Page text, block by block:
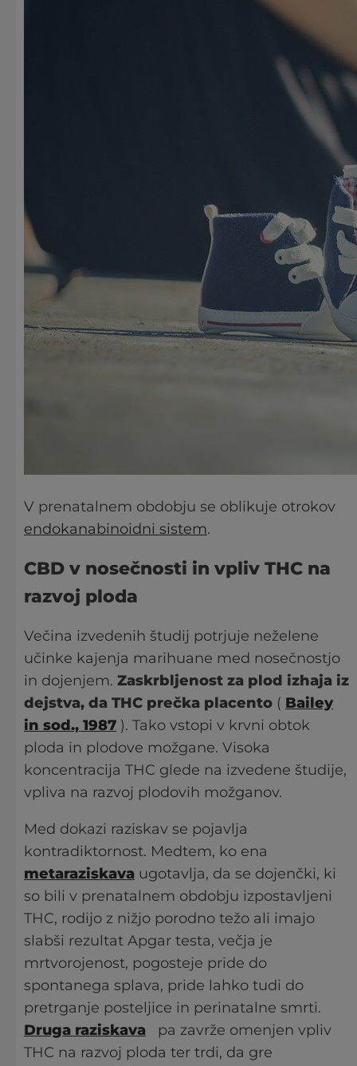
V prenatalnem obdobju se oblikuje otrokov
endokanabinoidni sistem.
CBD v nosečnosti in vpliv THC na
razvoj ploda
Večina izvedenih študij potrjuje neželene
učinke kajenja marihuane med nosečnostjo
in dojenjem. Zaskrbljenost za plod izhaja iz
dejstva, da THC prečka placento ( Bailey
in sod., 1987 ). Tako vstopi v krvni obtok
ploda in plodove možgane. Visoka
koncentracija THC glede na izvedene študije,
vpliva na razvoj plodovih možganov.
Med dokazi raziskav se pojavlja
kontradiktornost. Medtem, ko ena
metaraziskava ugotavlja, da se dojenčki, ki
so bili v prenatalnem obdobju izpostavljeni
THC, rodijo z nižjo porodno težo ali imajo
slabši rezultat Apgar testa, večja je
mrtvorojenost, pogosteje pride do
spontanega splava, pride lahko tudi do
pretrganje posteljice in perinatalne smrti.
Druga raziskava pa zavrže omenjen vpliv
THC na razvoj ploda ter trdi, da gre